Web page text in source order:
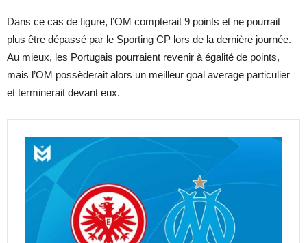
Dans ce cas de figure, l’OM compterait 9 points et ne pourrait
plus être dépassé par le Sporting CP lors de la dernière journée.
Au mieux, les Portugais pourraient revenir à égalité de points,
mais l’OM possèderait alors un meilleur goal average particulier
et terminerait devant eux.